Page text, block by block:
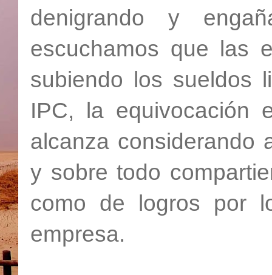
denigrando y
escuchamos que las
subiendo los sueldos
IPC, la equivocación
alcanza considerando
y sobre todo
como de logros por
empresa.